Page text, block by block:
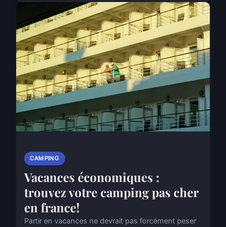
CAMPING
Vacances économiques :
trouvez votre camping pas cher
en france!
Partir en vacances ne devrait pas forcément peser